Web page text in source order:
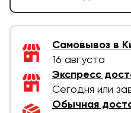
Самовывоз в
16 августа
Экспресс
Сегодня или
Обычная